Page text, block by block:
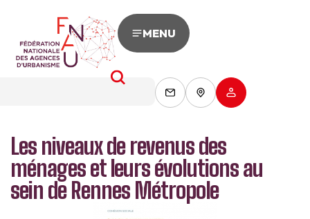
MENU
Les niveaux de revenus des
ménages et leurs évolutions au
sein de Rennes Métropole